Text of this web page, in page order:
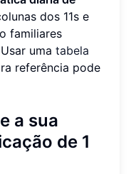
dos 11s e
familiares
uma tabela
referência pode
a sua
de 1